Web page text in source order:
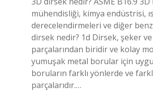
mühendisliği, kimya endüstrisi,
derecelendirmeleri ve diğer
dirsek nedir? 1d Dirsek, şeker
parçalarından biridir ve kolay
yumuşak metal borular için
boruların farklı yönlerde ve
parçalarıdır.…